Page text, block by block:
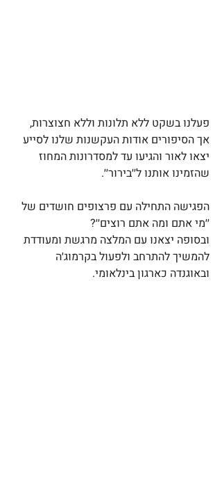
פעלנו בשקט ללא תלונות וללא חצוצרות,
אך הסיפורים אודות העקשנות שלנו לסייע
יצאו לאור והגיעו עד למסדרונות המחוז
שהזמינו אותנו ל׳׳בירור׳׳.
הפגישה התחילה עם פרצופים חושדים של
׳׳מי אתם ומה אתם רוצים׳׳?
ובסופה יצאנו עם המלצה מרגשת ומעודדת
להמשיך להתרחב ולפעול בקרמוג׳ה
ובאוגנדה כארגון בינלאומי.